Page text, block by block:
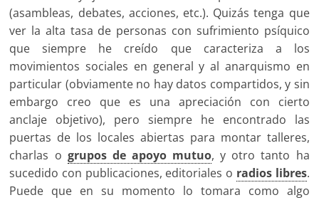
(asambleas, debates, acciones, etc.). Quizás tenga que
ver la alta tasa de personas con sufrimiento psíquico
que siempre he creído que caracteriza a los
movimientos sociales en general y al anarquismo en
particular (obviamente no hay datos compartidos, y sin
embargo creo que es una apreciación con cierto
anclaje objetivo), pero siempre he encontrado las
puertas de los locales abiertas para montar talleres,
charlas o grupos de apoyo mutuo, y otro tanto ha
sucedido con publicaciones, editoriales o radios libres.
Puede que en su momento lo tomara como algo